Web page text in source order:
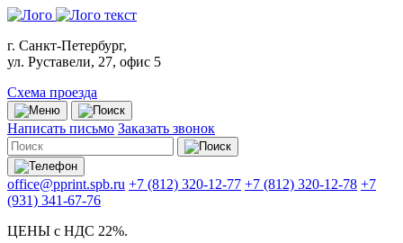
г. Санкт-Петербург,
ул. Руставели, 27, офис 5
Схема проезда
Написать письмо Заказать звонок
office@pprint.spb.ru +7 (812) 320-12-77 +7 (812) 320-12-78 +7
(931) 341-67-76
ЦЕНЫ с НДС 22%.